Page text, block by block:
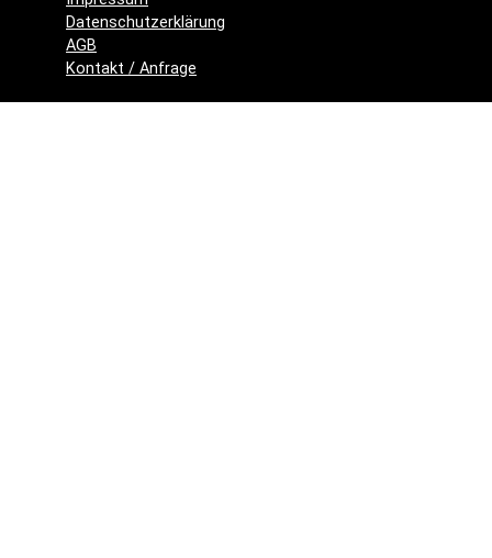
Datenschutzerklärung
AGB
Kontakt / Anfrage